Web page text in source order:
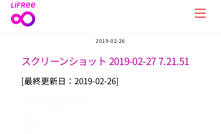
Skip
2019-02-26
スクリーンショット 2019-02-27 7.21.51
[最終更新日：2019-02-26]